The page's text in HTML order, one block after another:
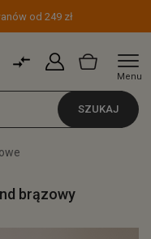
od 249 zł
Menu
SZUKAJ
brązowy